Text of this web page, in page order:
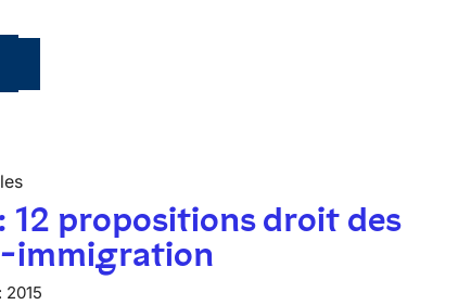
12 propositions droit des
immigration
2015